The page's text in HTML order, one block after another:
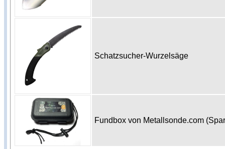
Schatzsucher-Wurzelsäge
Fundbox von Metallsonde.com